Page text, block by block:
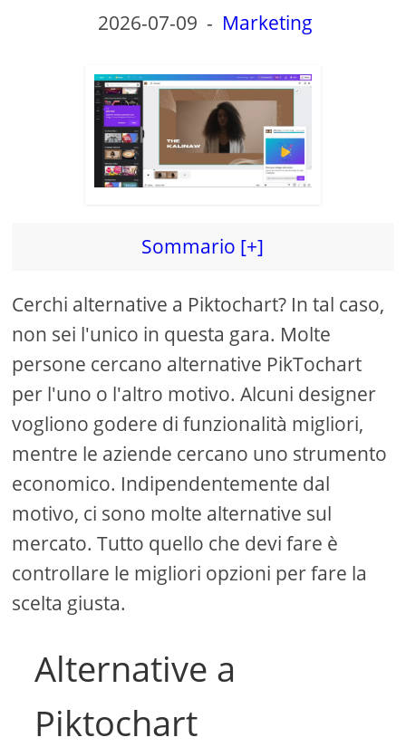
V
i
d
e
o
2026-07-09 - Marketing
Sommario [+]
Cerchi alternative a Piktochart? In tal caso,
non sei l'unico in questa gara. Molte
persone cercano alternative PikTochart
per l'uno o l'altro motivo. Alcuni designer
vogliono godere di funzionalità migliori,
mentre le aziende cercano uno strumento
economico. Indipendentemente dal
motivo, ci sono molte alternative sul
mercato. Tutto quello che devi fare è
controllare le migliori opzioni per fare la
scelta giusta.
Alternative a
Piktochart